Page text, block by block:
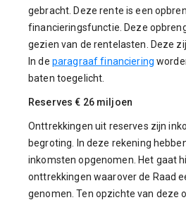
gebracht. Deze rente is een
financieringsfunctie. Deze
gezien van de rentelasten. Deze
In de paragraaf financiering
baten toegelicht.
Reserves € 26 miljoen
Onttrekkingen uit reserves zijn
begroting. In deze rekening
inkomsten opgenomen. Het gaat
onttrekkingen waarover de Raad
genomen. Ten opzichte van deze